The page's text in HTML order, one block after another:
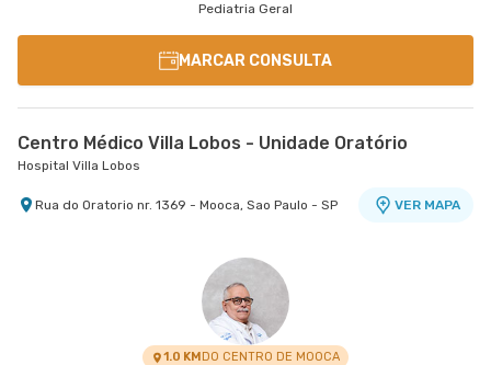
Pediatria Geral
MARCAR CONSULTA
Centro Médico Villa Lobos - Unidade Oratório
Hospital Villa Lobos
Rua do Oratorio nr. 1369 - Mooca, Sao Paulo - SP VER MAPA
1.0 KMDO CENTRO DE MOOCA